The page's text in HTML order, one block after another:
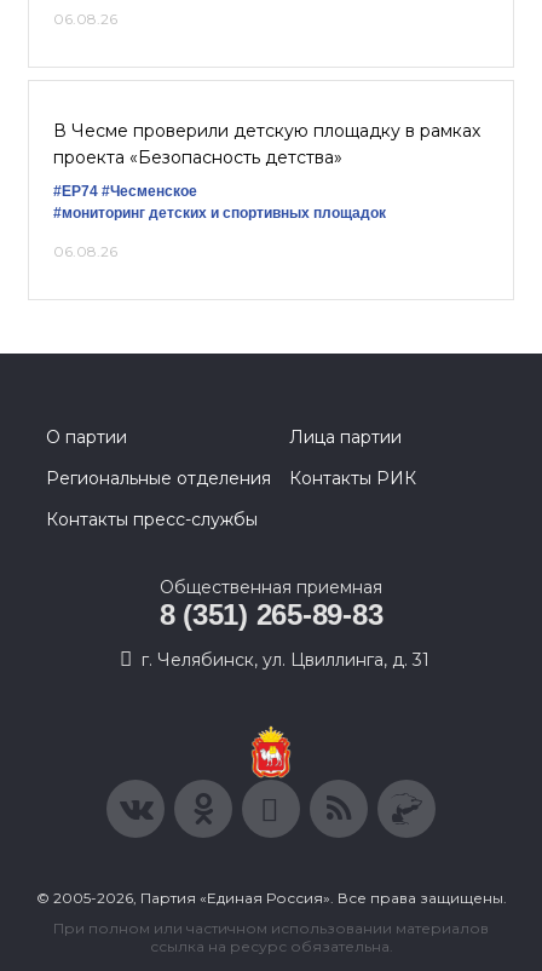
06.08.26
В Чесме проверили детскую площадку в рамках
проекта «Безопасность детства»
#ЕР74 #Чесменское
#мониторинг детских и спортивных площадок
06.08.26
О партии
Лица партии
Региональные отделения
Контакты РИК
Контакты пресс-службы
Общественная приемная
8 (351) 265-89-83
г. Челябинск, ул. Цвиллинга, д. 31
© 2005-2026, Партия «Единая Россия». Все права защищены.
При полном или частичном использовании материалов
ссылка на ресурс обязательна.